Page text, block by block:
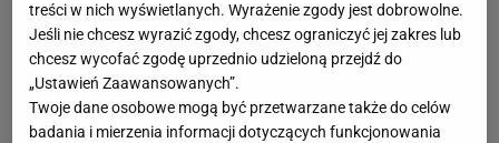
treści w nich wyświetlanych. Wyrażenie zgody jest dobrowolne.
Jeśli nie chcesz wyrazić zgody, chcesz ograniczyć jej zakres lub
chcesz wycofać zgodę uprzednio udzieloną przejdź do
„Ustawień Zaawansowanych”.
Twoje dane osobowe mogą być przetwarzane także do celów
badania i mierzenia informacji dotyczących funkcjonowania